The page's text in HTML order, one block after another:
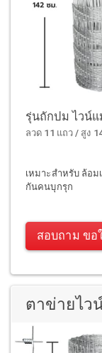
รุ่นถักปม ไวน์
ลวด 11 แถว / สูง
เหมาะสำหรับ ล้อ
กันคนบุกรุก
สอบถาม ขอ
ตาข่ายไว